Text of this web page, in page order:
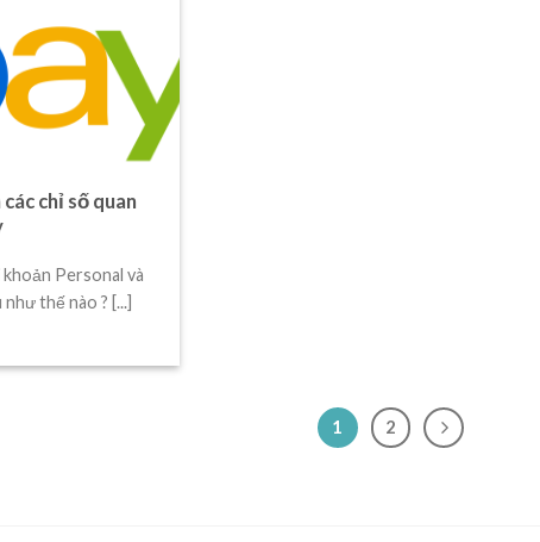
chỉ số quan
khoản Personal và
thế nào ? [...]
1 2